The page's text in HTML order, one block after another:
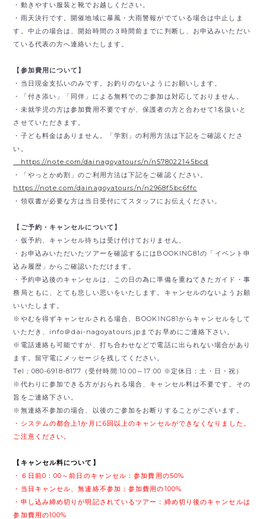
・動きやすい服装と靴でお越しください。
・雨天決行です。開催地域に暴風・大雨警報がでている場合は中止しま
す。中止の場合は、開始時間の３時間前までに判断し、お申込みいただい
ている代表の方へ連絡いたします。
【参加費用について】
・当日現金支払いのみです。 お釣りのないようにお願いします。
・「付き添い」「同伴」による無料でのご参加は対応しておりません。
・未就学児の方は参加費用不要ですが、保護者の方と合わせて1名扱いと
させていただきます。
・子ども料金はありません。「学割」の利用方法は下記をご確認くださ
い。
https://note.com/dainagoyatours/n/n578022145bcd
・「やっとかめ割」のご利用方法は下記をご確認ください。
https://note.com/dainagoyatours/n/n2968f5bc6ffc
・領収書が必要な方は当日受付にてスタッフにお伝えください。
【ご予約・キャンセルについて】
・仮予約、キャンセル待ちは受け付けておりません。
・お申込みいただいたツアーを確認するにはBOOKING81の「イベント申
込み履歴」からご確認いただけます。
・予約申込後のキャンセルは、この日の為に準備を重ねてきたガイド・事
務局ともに、とても悲しい思いをいたします。キャンセルのないようお願
いいたします。
※やむを得ずキャンセルされる場合、BOOKING81からキャンセルをして
いただき、 info＠dai-nagoyatours.jpまでお早めにご連絡下さい。
※電話連絡も可能ですが、打ち合わせなどで電話に出られない場合があり
ます。留守電にメッセージを残してください。
Tel：080-6918-8177（受付時間:10:00～17:00 ※定休日：土・日・祝）
※代わりに参加できる方がおられる場合、キャンセル料は不要です。その
旨をご連絡下さい。
※無連絡不参加の場合、以後のご参加をお断りすることがございます。
・システムの都合上1か月に6回以上のキャンセルができなくなりました。
ご注意ください。
【キャンセル料について】
・６日前0：00～前日のキャンセル：参加費用の50%
・当日キャンセル、無連絡不参加：参加費用の100%
・申し込み締め切りが明記されているツアー：締め切り後のキャンセルは
参加費用の100%